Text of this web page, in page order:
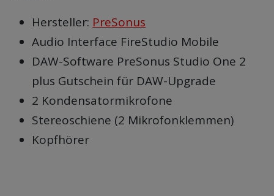
Hersteller: PreSonus
Audio Interface FireStudio Mobile
DAW-Software PreSonus Studio One 2
plus Gutschein für DAW-Upgrade
2 Kondensatormikrofone
Stereoschiene (2 Mikrofonklemmen)
Kopfhörer